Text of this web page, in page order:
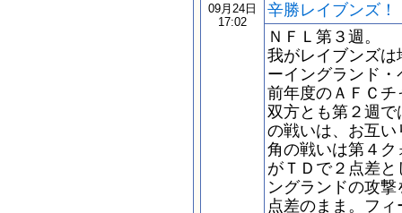
09月24日
17:02
辛勝レイブンズ！
ＮＦＬ第３週。
我がレイブンズ
ーイングランド
前年度のＡＦＣ
双方とも第２週
の戦いは、お互
角の戦いは第４
がＴＤで２点差
ングランドの攻
点差のまま。フ